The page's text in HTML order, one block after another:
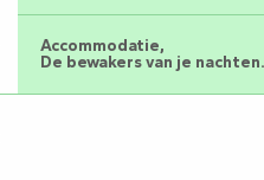
Accommodatie,
De bewakers van je
activiteit, etc.) en als
en schriftelijk
of wijzigingen
van 8% of meer,
een duidelijke en